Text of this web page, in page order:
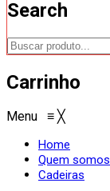
Search
Carrinho
Menu ≡ ╳
Home
Quem somos
Cadeiras